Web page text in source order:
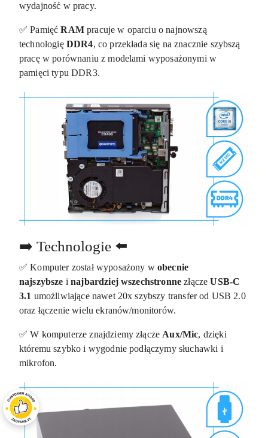
wydajność w pracy.
✅ PamięćRAMpracuje w oparciu o najnowszą
technologię DDR4, co przekłada się na znacznie szybszą
pracę w porównaniu z modelami wyposażonymi w
pamięci typu DDR3.
➡️ Technologie ⬅️
✅ Komputer został wyposażony w obecnie
najszybsze inajbardziej wszechstronne złączeUSB-C
3.1 umożliwiające nawet 20x szybszy transfer od USB 2.0
oraz łączenie wielu ekranów/monitorów.
✅ W komputerze znajdziemy złącze Aux/Mic, dzięki
któremu szybko i wygodnie podłączymy słuchawki i
mikrofon.